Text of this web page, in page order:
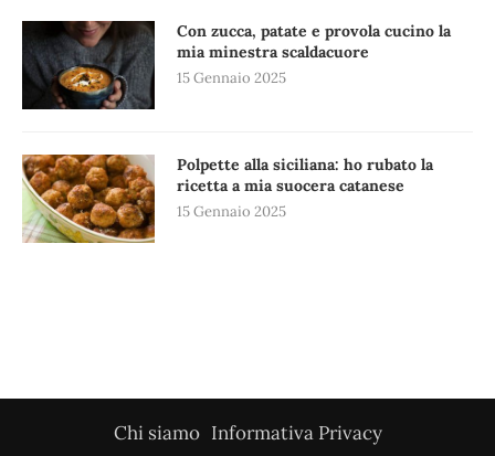
Con zucca, patate e provola cucino la
mia minestra scaldacuore
15 Gennaio 2025
Polpette alla siciliana: ho rubato la
ricetta a mia suocera catanese
15 Gennaio 2025
Chi siamo Informativa Privacy